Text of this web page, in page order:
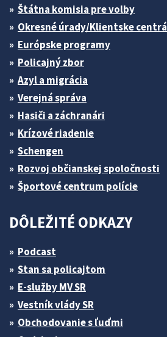
Štátna komisia pre volby
Okresné úrady/Klientske centrá
Európske programy
Policajný zbor
Azyl a migrácia
Verejná správa
Hasiči a záchranári
Krízové riadenie
Schengen
Rozvoj občianskej spoločnosti
Športové centrum polície
DÔLEŽITÉ ODKAZY
Podcast
Stan sa policajtom
E-služby MV SR
Vestník vlády SR
Obchodovanie s ľuďmi